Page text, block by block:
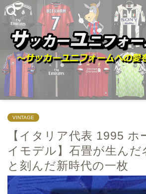
VINTAGE
【イタリア代表 1995 ホ
イモデル】石畳が生ん
と刻んだ新時代の一枚